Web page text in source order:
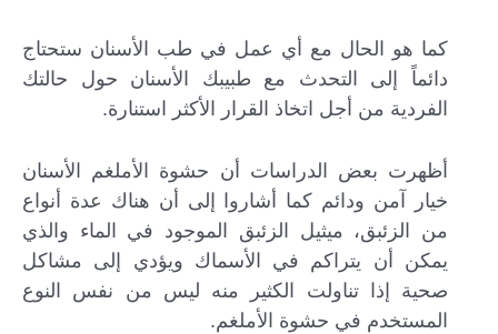
كما هو الحال مع أي عمل في طب الأسنان ستحتاج
دائماً إلى التحدث مع طبيبك الأسنان حول حالتك
الفردية من أجل اتخاذ القرار الأكثر استنارة.
أظهرت بعض الدراسات أن حشوة الأملغم الأسنان
خيار آمن ودائم كما أشاروا إلى أن هناك عدة أنواع
من الزئبق، ميثيل الزئبق الموجود في الماء والذي
يمكن أن يتراكم في الأسماك ويؤدي إلى مشاكل
صحية إذا تناولت الكثير منه ليس من نفس النوع
المستخدم في حشوة الأملغم.